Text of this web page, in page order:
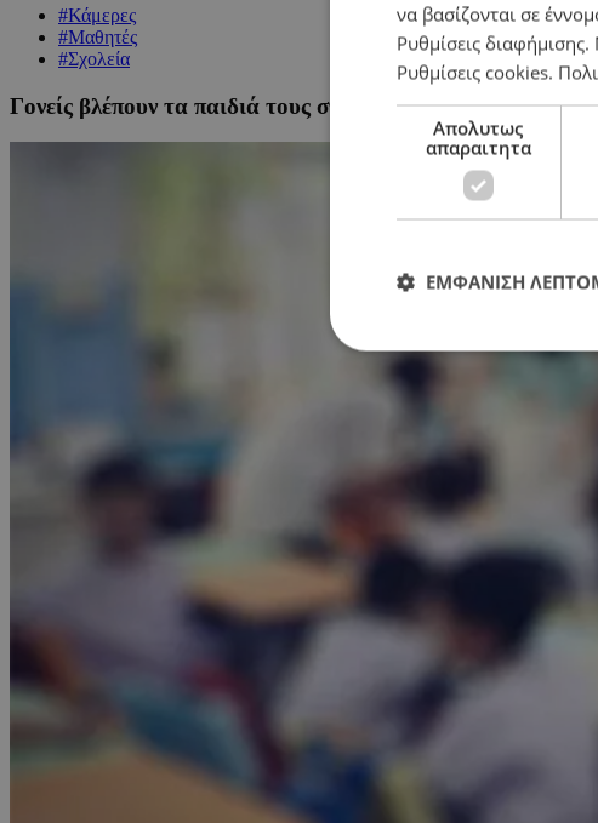
#Κάμερες
#Μαθητές
#Σχολεία
Γονείς βλέπουν τα παιδιά τους στην κάμερα και πληρώνουν
να βασίζονται σε
Ρυθμίσεις διαφήμισης.
Ρυθμίσεις cookies.
Απολυτως
απαραιτητα
ΕΜΦΑΝΙΣΗ